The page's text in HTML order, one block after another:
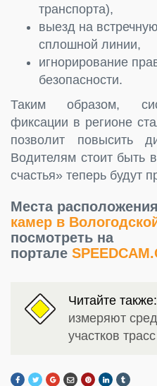
транспорта),
выезд на
сплошной линии,
игнорирование
безопасности.
Таким образом,
фиксации в регионе
позволит повысить
Водителям стоит быть
счастья» теперь будут
Места
камер в
посмотреть на
портале
Читайте также:
измеряют
участков трасс